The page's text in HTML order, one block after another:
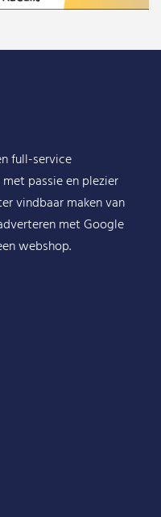
full-service
passie en plezier
vindbaar maken van
met Google
webshop.